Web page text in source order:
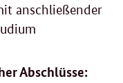
anschließender
Abschlüsse: